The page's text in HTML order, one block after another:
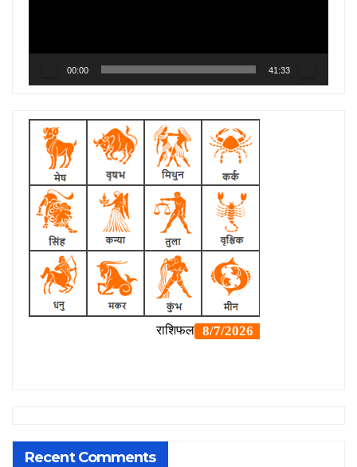
00:00 41:33
Recent Comments